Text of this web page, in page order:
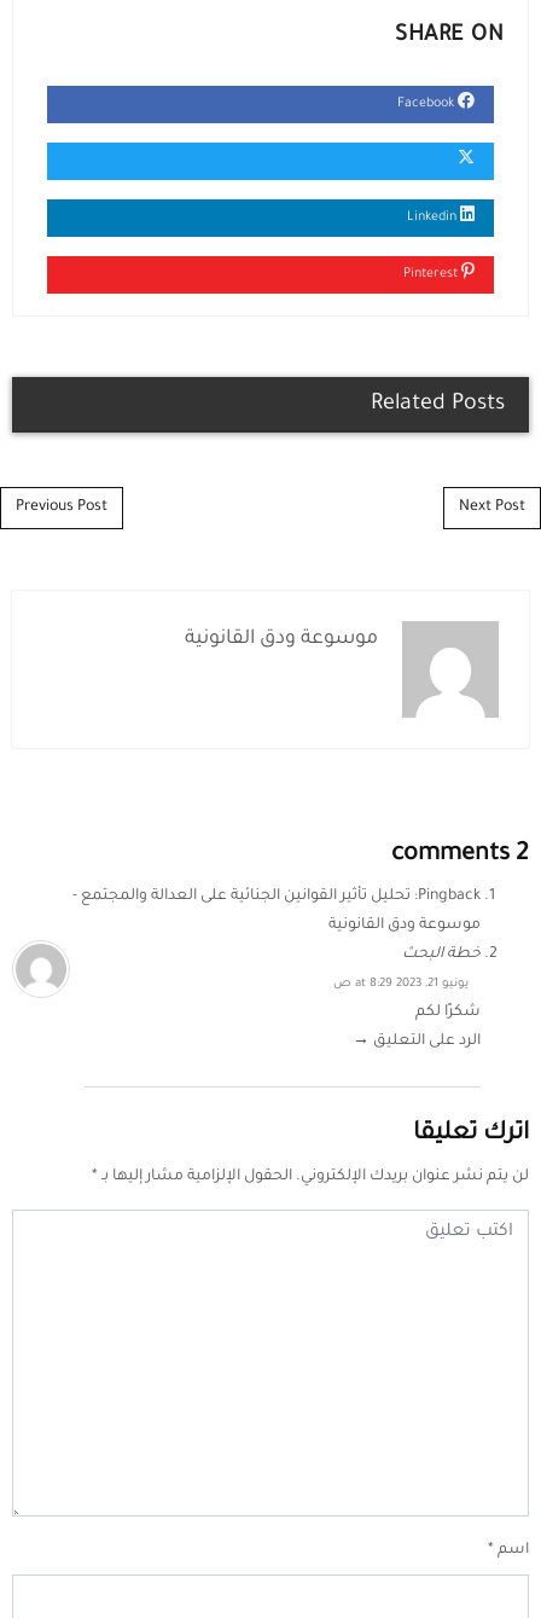
SHARE ON
Related Posts
Post navigation
Previous Post Next Post
موسوعة ودق القانونية
2 comments
Pingback: تحليل تأثير القوانين الجنائية على العدالة والمجتمع -
موسوعة ودق القانونية
خطة البحث
يونيو 21, 2023 at 8:29 ص
شكرًا لكم
الرد على التعليق →
اترك تعليقا
لن يتم نشر عنوان بريدك الإلكتروني. الحقول الإلزامية مشار إليها بـ *
اسم *